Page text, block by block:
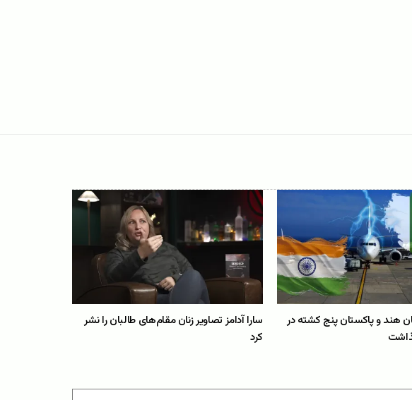
هند و پاکستان پنج کشته در
سارا آدامز تصاویر زنان مقام‌های طالبان را نشر
کرد